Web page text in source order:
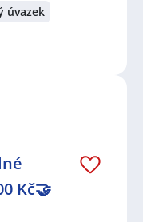
úvazek
Kč🤝